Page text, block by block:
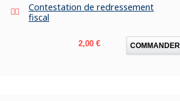
Contestation de redressement
fiscal
Prix
2,00 € COMMANDER